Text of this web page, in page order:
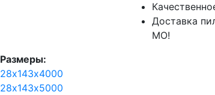
Доставка
МО!
Размеры:
28х143х4000
28х143х5000